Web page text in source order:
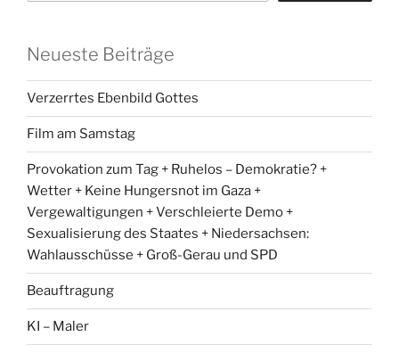
Neueste Beiträge
Verzerrtes Ebenbild Gottes
Film am Samstag
Provokation zum Tag + Ruhelos – Demokratie? +
Wetter + Keine Hungersnot im Gaza +
Vergewaltigungen + Verschleierte Demo +
Sexualisierung des Staates + Niedersachsen:
Wahlausschüsse + Groß-Gerau und SPD
Beauftragung
KI – Maler